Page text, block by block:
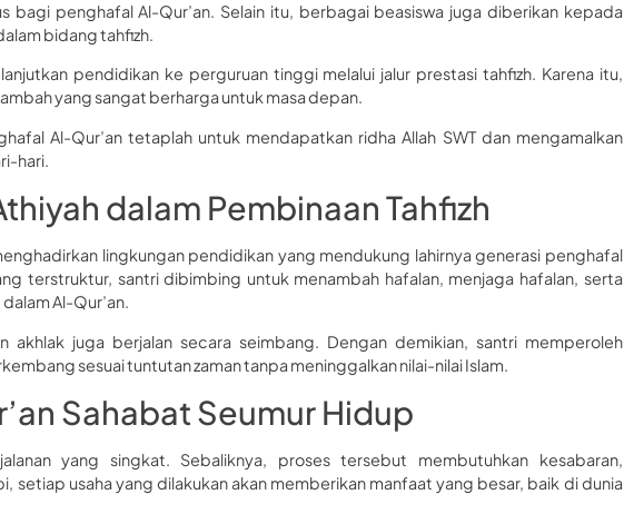
bagi penghafal Al-Qur’an. Selain itu, berbagai beasiswa juga diberikan kepada
bidang tahfizh.
pendidikan ke perguruan tinggi melalui jalur prestasi tahfizh. Karena itu,
yang sangat berharga untuk masa depan.
Al-Qur’an tetaplah untuk mendapatkan ridha Allah SWT dan mengamalkan
hari.
dalam Pembinaan Tahfizh
lingkungan pendidikan yang mendukung lahirnya generasi penghafal
terstruktur, santri dibimbing untuk menambah hafalan, menjaga hafalan, serta
Al-Qur’an.
akhlak juga berjalan secara seimbang. Dengan demikian, santri memperoleh
sesuai tuntutan zaman tanpa meninggalkan nilai-nilai Islam.
Sahabat Seumur Hidup
yang singkat. Sebaliknya, proses tersebut membutuhkan kesabaran,
setiap usaha yang dilakukan akan memberikan manfaat yang besar, baik di dunia